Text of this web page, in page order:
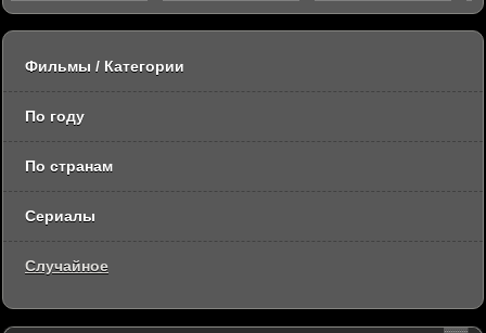
Фильмы / Категории
По году
По странам
Сериалы
Случайное